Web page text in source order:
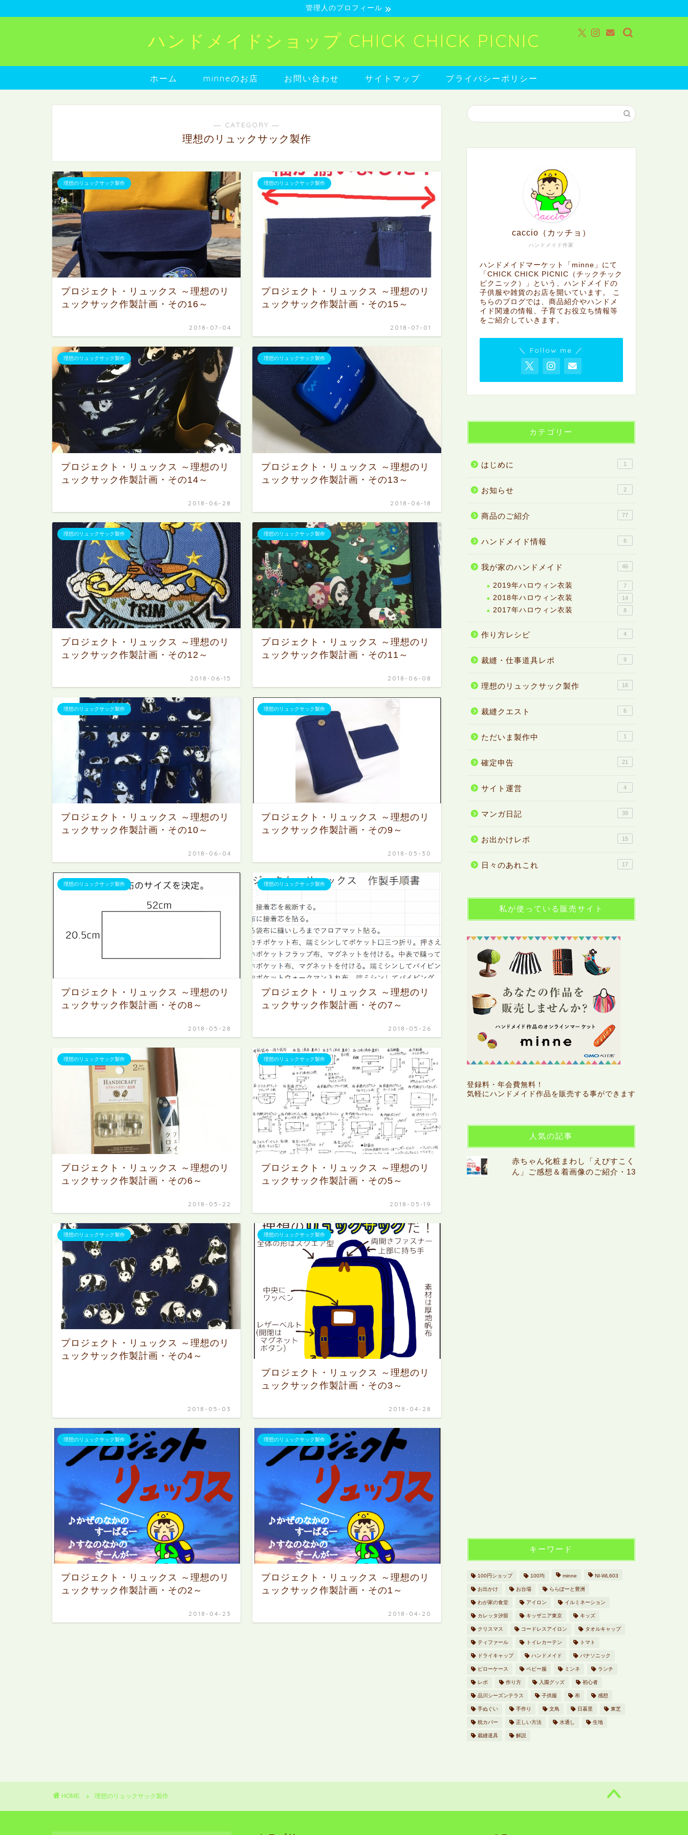
管理人のプロフィール
ハンドメイドショップ CHICK CHICK PICNIC
ホーム minneのお店 お問い合わせ サイトマップ プライバシーポリシー
― CATEGORY ―
理想のリュックサック製作
理想のリュックサック製作
プロジェクト・リュックス ～理想のリ
ュックサック作製計画・その16～
2018-07-04
理想のリュックサック製作
プロジェクト・リュックス ～理想のリ
ュックサック作製計画・その15～
2018-07-01
理想のリュックサック製作
プロジェクト・リュックス ～理想のリ
ュックサック作製計画・その14～
2018-06-28
理想のリュックサック製作
プロジェクト・リュックス ～理想のリ
ュックサック作製計画・その13～
2018-06-18
理想のリュックサック製作
プロジェクト・リュックス ～理想のリ
ュックサック作製計画・その12～
2018-06-15
理想のリュックサック製作
プロジェクト・リュックス ～理想のリ
ュックサック作製計画・その11～
2018-06-08
理想のリュックサック製作
プロジェクト・リュックス ～理想のリ
ュックサック作製計画・その10～
2018-06-04
理想のリュックサック製作
プロジェクト・リュックス ～理想のリ
ュックサック作製計画・その9～
2018-05-30
理想のリュックサック製作
プロジェクト・リュックス ～理想のリ
ュックサック作製計画・その8～
2018-05-28
理想のリュックサック製作
プロジェクト・リュックス ～理想のリ
ュックサック作製計画・その7～
2018-05-26
理想のリュックサック製作
プロジェクト・リュックス ～理想のリ
ュックサック作製計画・その6～
2018-05-22
理想のリュックサック製作
プロジェクト・リュックス ～理想のリ
ュックサック作製計画・その5～
2018-05-19
理想のリュックサック製作
プロジェクト・リュックス ～理想のリ
ュックサック作製計画・その4～
2018-05-03
理想のリュックサック製作
プロジェクト・リュックス ～理想のリ
ュックサック作製計画・その3～
2018-04-28
理想のリュックサック製作
プロジェクト・リュックス ～理想のリ
ュックサック作製計画・その2～
2018-04-23
理想のリュックサック製作
プロジェクト・リュックス ～理想のリ
ュックサック作製計画・その1～
2018-04-20
ハンドメイド作家
caccio（カッチョ）
ハンドメイドマーケット「minne」にて
「CHICK CHICK PICNIC（チックチック
ピクニック）」という、ハンドメイドの
子供服や雑貨のお店を開いています。 こ
ちらのブログでは、商品紹介やハンドメ
イド関連の情報、子育てお役立ち情報等
をご紹介していきます。
＼ Follow me ／
カテゴリー
はじめに 1
お知らせ 2
商品のご紹介 77
ハンドメイド情報 6
我が家のハンドメイド 46
2019年ハロウィン衣装 7
2018年ハロウィン衣装 14
2017年ハロウィン衣装 8
作り方レシピ 4
裁縫・仕事道具レポ 9
理想のリュックサック製作 16
裁縫クエスト 6
ただいま製作中 1
確定申告 21
サイト運営 4
マンガ日記 39
お出かけレポ 15
日々のあれこれ 17
私が使っている販売サイト
登録料・年会費無料！
気軽にハンドメイド作品を販売する事ができます
人気の記事
赤ちゃん化粧まわし「えびすこく
ん」ご感想＆着画像のご紹介・13
キーワード
100円ショップ 100均 minne NI-WL603
お出かけ お台場 ららぽーと豊洲
わが家の食堂 アイロン イルミネーション
カレッタ汐留 キッザニア東京 キッズ
クリスマス コードレスアイロン タオルキャップ
ティファール トイレカーテン トマト
ドライキャップ ハンドメイド パナソニック
ピローケース ベビー服 ミンネ ランチ
レポ 作り方 入園グッズ 初心者
品川シーズンテラス 子供服 布 感想
手ぬぐい 手作り 文鳥 日暮里 東芝
枕カバー 正しい方法 水通し 生地
裁縫道具 解説
HOME 理想のリュックサック製作